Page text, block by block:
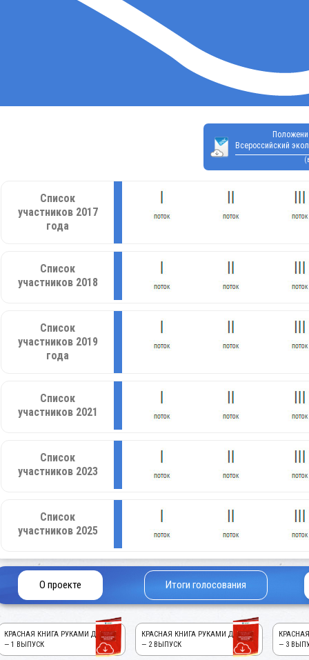
Всероссийский
Список
участников 2017
года
Список
участников 2018
Список
участников 2019
года
Список
участников 2021
Список
участников 2023
Список
участников 2025
О проекте Итоги голосования
КРАСНАЯ КНИГА РУКАМИ ДЕТЕЙ!
— 1 ВЫПУСК
КРАСНАЯ КНИГА РУКАМИ ДЕТЕЙ!
— 2 ВЫПУСК
— 3